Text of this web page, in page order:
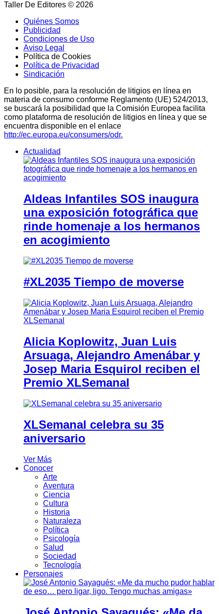
Taller De Editores © 2026
Quiénes Somos
Publicidad
Condiciones de Uso
Aviso Legal
Política de Cookies
Política de Privacidad
Sindicación
En lo posible, para la resolución de litigios en línea en
materia de consumo conforme Reglamento (UE) 524/2013,
se buscará la posibilidad que la Comisión Europea facilita
como plataforma de resolución de litigios en línea y que se
encuentra disponible en el enlace
http://ec.europa.eu/consumers/odr.
Actualidad
Aldeas Infantiles SOS inaugura
una exposición fotográfica que
rinde homenaje a los hermanos
en acogimiento
#XL2035 Tiempo de moverse
Alicia Koplowitz, Juan Luis
Arsuaga, Alejandro Amenábar y
Josep Maria Esquirol reciben el
Premio XLSemanal
XLSemanal celebra su 35
aniversario
Ver Más
Conocer
Arte
Aventura
Ciencia
Cultura
Historia
Naturaleza
Política
Psicología
Salud
Sociedad
Tecnología
Personajes